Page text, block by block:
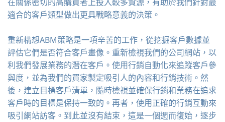
適合的客戶類型做出更具戰略意義的決策。
重新構想ABM策略是一項辛苦的工作，從挖掘客戶數據並
評估它們是否符合客戶畫像。重新檢視我們的公司網站，以
利我們發展業務的潛在客戶。使用行銷自動化來追蹤客戶參
與度，並為我們的買家製定吸引人的內容和行銷技術。然
後，建立目標客戶清單，隨時檢視並確保行銷和業務在追求
客戶時的目標是保持一致的。再者，使用正確的行銷互動來
吸引網站訪客。到此並沒有結束，這是一個週而復始，逐步